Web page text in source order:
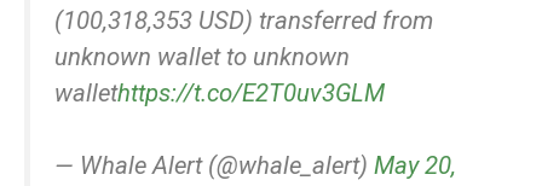
(100,318,353 USD) transferred from
unknown wallet to unknown
wallethttps://t.co/E2T0uv3GLM
— Whale Alert (@whale_alert) May 20,